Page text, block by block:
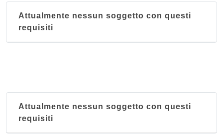
Attualmente nessun soggetto con questi
requisiti
Attualmente nessun soggetto con questi
requisiti